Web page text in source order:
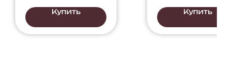
Купить Купить